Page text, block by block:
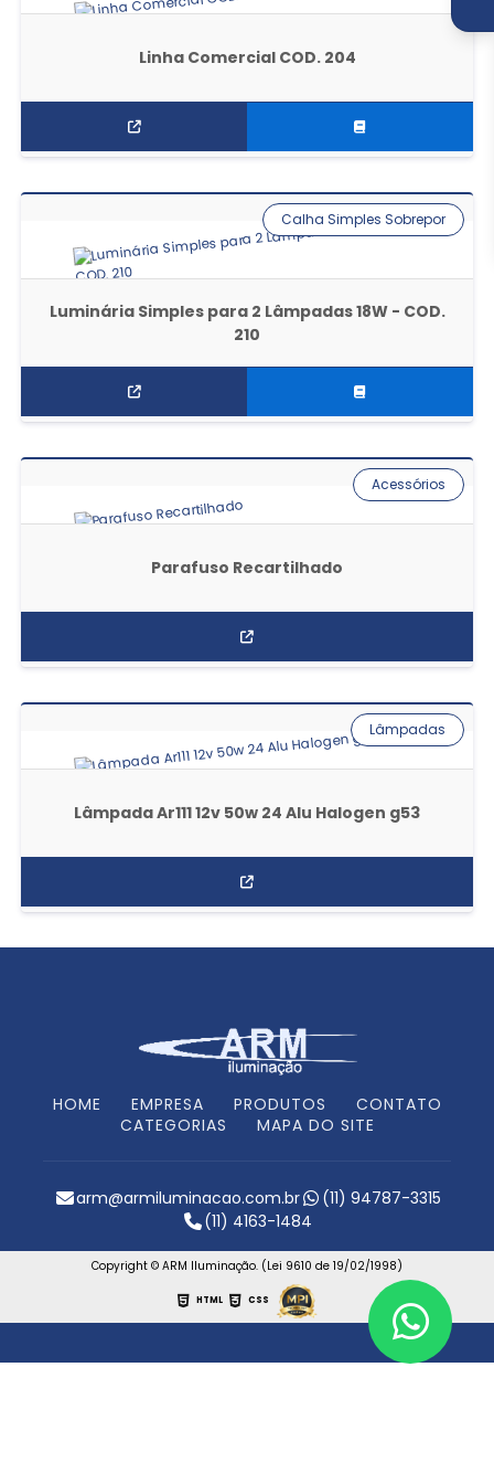
Linha Comercial COD. 204
Luminária Simples para 2 Lâmpadas 18W - COD.
210
Calha Simples Sobrepor
Parafuso Recartilhado
Acessórios
Lâmpada Ar111 12v 50w 24 Alu Halogen g53
Lâmpadas
HOME EMPRESA PRODUTOS
CONTATO
CATEGORIAS
MAPA DO SITE
arm@armiluminacao.com.br
(11) 94787-3315
(11) 4163-1484
Copyright © ARM Iluminação. (Lei 9610 de 19/02/1998)
HTML CSS